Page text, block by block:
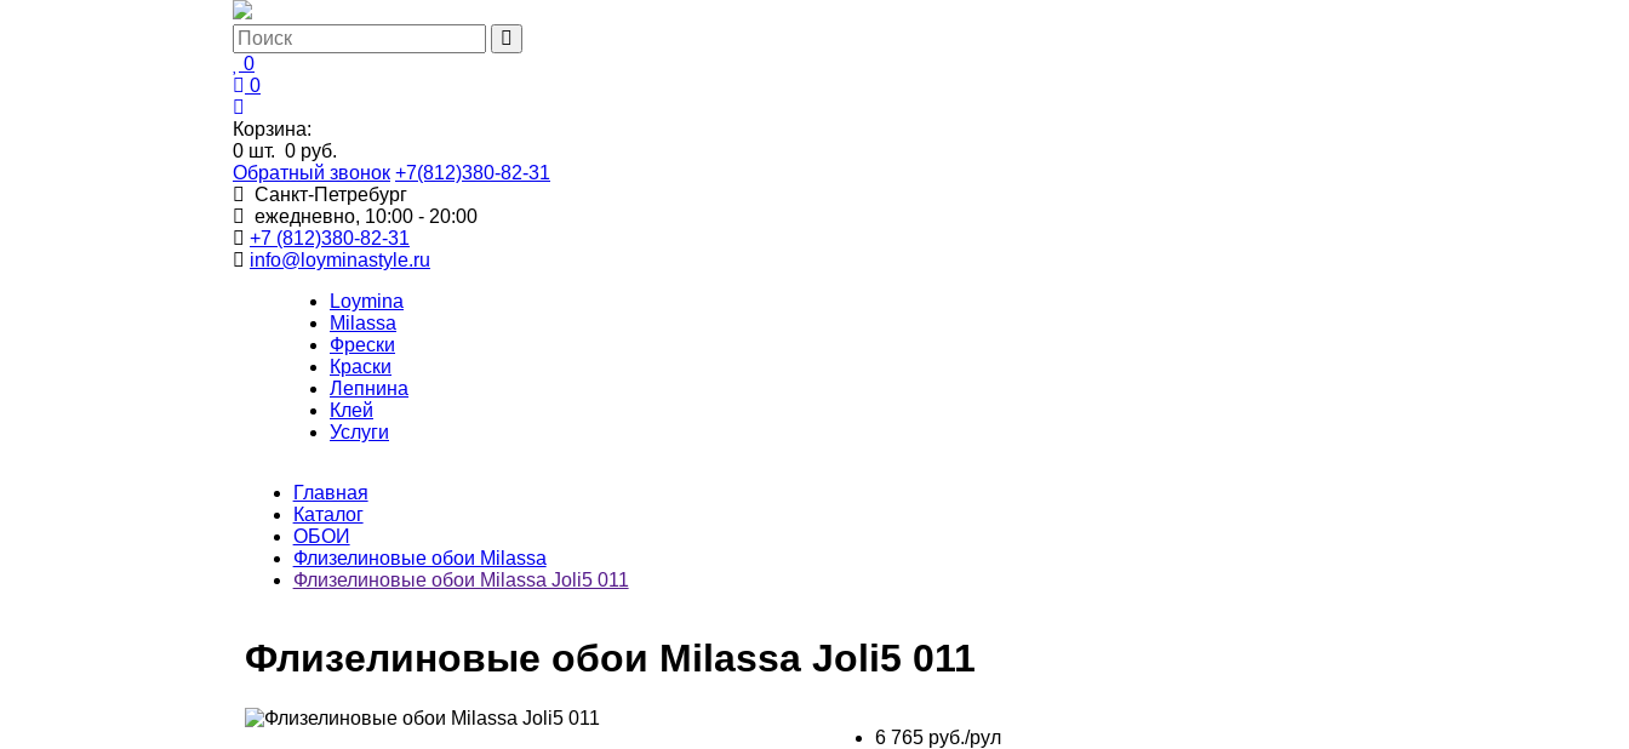
0
0
Корзина:
0 шт. 0 руб.
Обратный звонок +7(812)380-82-31
Санкт-Петребург
ежедневно, 10:00 - 20:00
+7 (812)380-82-31
info@loyminastyle.ru
Loymina
Milassa
Фрески
Краски
Лепнина
Клей
Услуги
Главная
Каталог
ОБОИ
Флизелиновые обои Milassa
Флизелиновые обои Milassa Joli5 011
Флизелиновые обои Milassa Joli5 011
6 765 руб./рул